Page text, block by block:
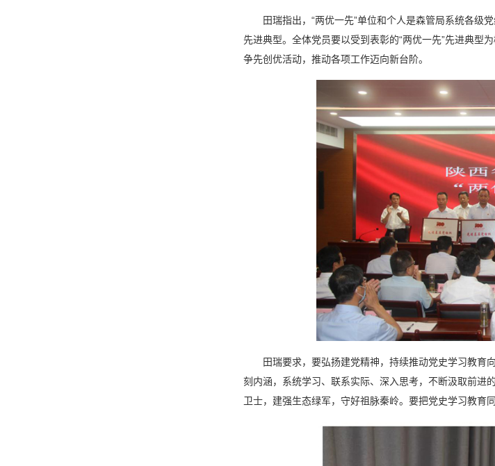
田瑞指出，“两优一先”单位和个人是森管局系统各级党
先进典型。全体党员要以受到表彰的“两优一先”先进典型
争先创优活动，推动各项工作迈向新台阶。
田瑞要求，要弘扬建党精神，持续推动党史学习教育向
刻内涵，系统学习、联系实际、深入思考，不断汲取前进
卫士，建强生态绿军，守好祖脉秦岭。要把党史学习教育